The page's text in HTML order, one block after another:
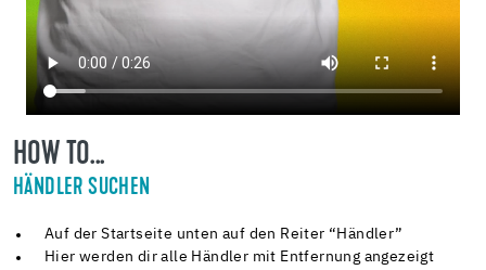
HOW TO...
HÄNDLER SUCHEN
Auf der Startseite unten auf den Reiter “Händler”
Hier werden dir alle Händler mit Entfernung angezeigt